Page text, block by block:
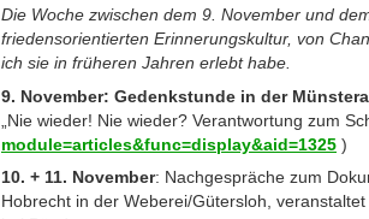
Die Woche zwischen dem 9. November und
friedensorientierten Erinnerungskultur, von
ich sie in früheren Jahren erlebt habe.
9. November: Gedenkstunde in der
„Nie wieder! Nie wieder? Verantwortung zum
module=articles&func=display&aid=1325 )
10. + 11. November: Nachgespräche zum
Hobrecht in der Weberei/Gütersloh,